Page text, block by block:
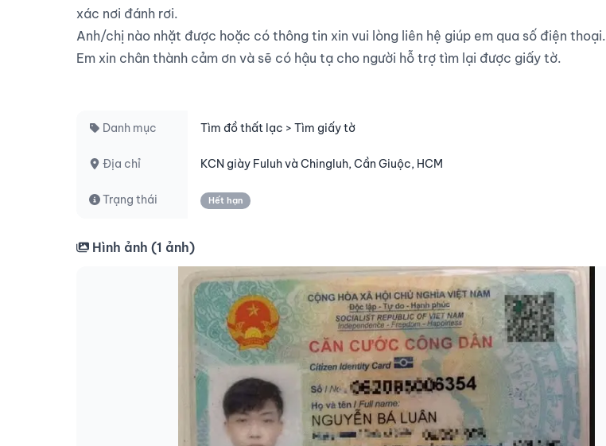
xác nơi đánh rơi.
Anh/chị nào nhặt được hoặc có thông tin xin vui lòng liên hệ giúp em qua số điện thoại.
Em xin chân thành cảm ơn và sẽ có hậu tạ cho người hỗ trợ tìm lại được giấy tờ.
Danh mục Tìm đồ thất lạc > Tìm giấy tờ
Địa chỉ KCN giày Fuluh và Chingluh, Cần Giuộc, HCM
Trạng thái Hết hạn
Hình ảnh (1 ảnh)